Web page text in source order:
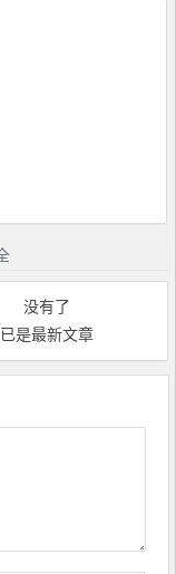
没有了
已是最新文章